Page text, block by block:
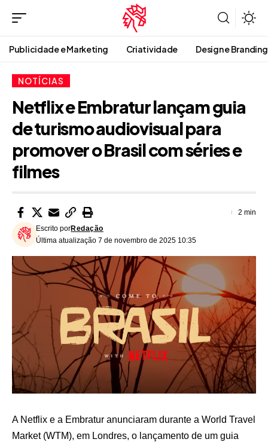
Publicidade e Marketing Criatividade Design e Branding
NOTÍCIAS
Netflix e Embratur lançam guia
de turismo audiovisual para
promover o Brasil com séries e
filmes
Última atualização 7 de novembro de 2025 10:35
Escrito porRedação
2 min
A Netflix e a Embratur anunciaram durante a World Travel
Market (WTM), em Londres, o lançamento de um guia